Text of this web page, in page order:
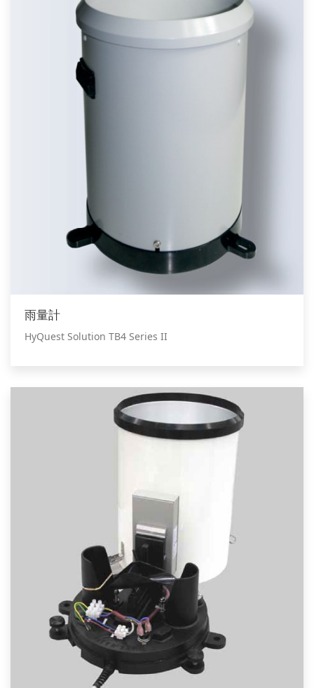
雨量計
HyQuest Solution TB4 Series II